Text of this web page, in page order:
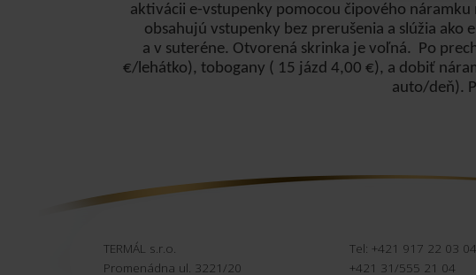
aktivácii e-vstupenky pomocou čipového
obsahujú vstupenky bez prerušenia a slúžia
a v suteréne. Otvorená skrinka je voľná. Po
€/lehátko), tobogany ( 15 jázd 4,00 €), a dobiť
auto/deň).
TERMÁL s.r.o.
Promenádna ul. 3221/20
Tel: +421 917 22 03 04
+421 31/555 21 04